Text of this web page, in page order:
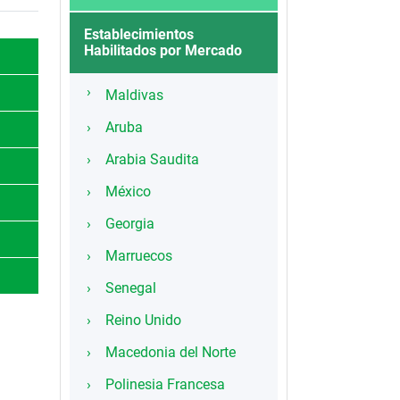
Establecimientos
Habilitados por Mercado
Maldivas
Aruba
Arabia Saudita
México
Georgia
Marruecos
Senegal
Reino Unido
Macedonia del Norte
Polinesia Francesa